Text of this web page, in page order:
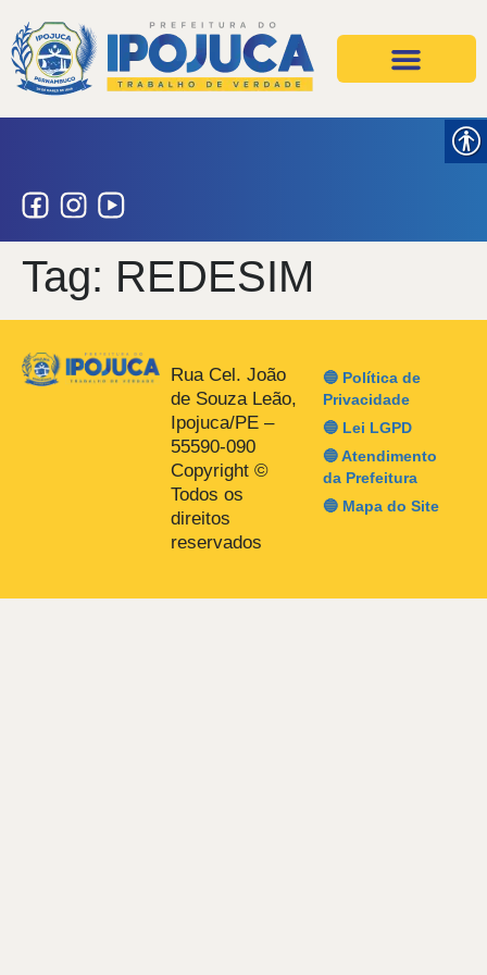
Tag: REDESIM
Rua Cel. João
de Souza Leão,
Ipojuca/PE –
55590-090
Copyright ©
Todos os
direitos
reservados
🔵 Política de
Privacidade
🔵 Lei LGPD
🔵 Atendimento
da Prefeitura
🔵 Mapa do Site